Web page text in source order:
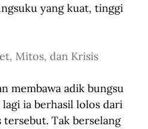
yang kuat, tinggi
Mitos, dan Krisis
membawa adik bungsu
ia berhasil lolos dari
tersebut. Tak berselang